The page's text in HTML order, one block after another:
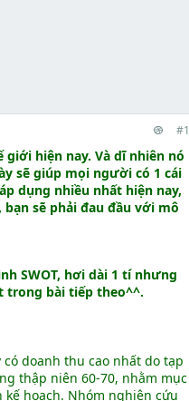
#1
hiện nay. Và dĩ nhiên nó
sẽ giúp mọi người có 1 cái
dụng nhiều nhất hiện nay,
sẽ phải đau đầu với mô
SWOT, hơi dài 1 tí nhưng
trong bài tiếp theo^^.
doanh thu cao nhất do tạp
thập niên 60-70, nhằm mục
hoạch. Nhóm nghiên cứu